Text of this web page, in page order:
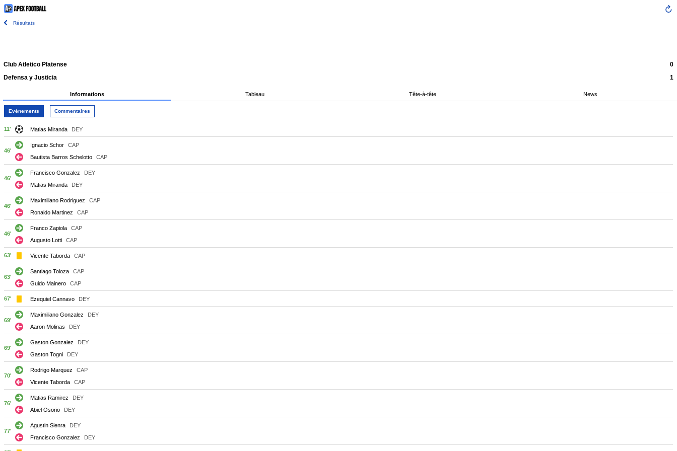
Résultats
Club Atletico Platense
0
Defensa y Justicia
1
Informations Tableau Tête-à-tête News
Evénements Commentaires
11' Matias Miranda DEY
46'
Ignacio Schor
CAP
Bautista Barros Schelotto
CAP
46'
Francisco Gonzalez
DEY
Matias Miranda
DEY
46'
Maximiliano Rodriguez
CAP
Ronaldo Martinez
CAP
46'
Franco Zapiola
CAP
Augusto Lotti
CAP
63' Vicente Taborda CAP
63'
Santiago Toloza
CAP
Guido Mainero
CAP
67' Ezequiel Cannavo DEY
69'
Maximiliano Gonzalez
DEY
Aaron Molinas
DEY
69'
Gaston Gonzalez
DEY
Gaston Togni
DEY
70'
Rodrigo Marquez
CAP
Vicente Taborda
CAP
76'
Matias Ramirez
DEY
Abiel Osorio
DEY
77'
Agustin Sienra
DEY
Francisco Gonzalez
DEY